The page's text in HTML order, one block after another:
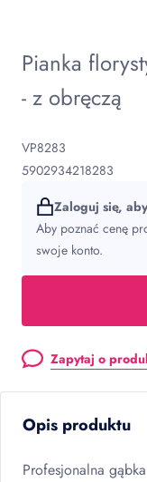
Pianka
- z obręczą
VP8283
5902934218283
Zaloguj się,
Aby poznać cenę
swoje konto.
Zapytaj o
Opis produktu
Profesjonalna